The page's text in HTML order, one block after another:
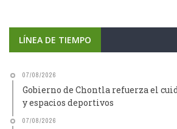
LÍNEA DE TIEMPO
07/08/2026
Gobierno de Chontla refuerza el
y espacios deportivos
07/08/2026